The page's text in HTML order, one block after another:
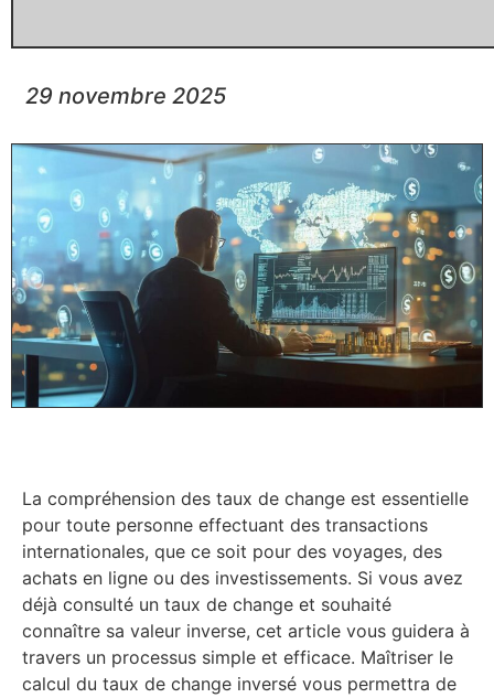
29 novembre 2025
La compréhension des taux de change est essentielle
pour toute personne effectuant des transactions
internationales, que ce soit pour des voyages, des
achats en ligne ou des investissements. Si vous avez
déjà consulté un taux de change et souhaité
connaître sa valeur inverse, cet article vous guidera à
travers un processus simple et efficace. Maîtriser le
calcul du taux de change inversé vous permettra de